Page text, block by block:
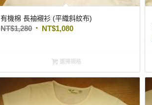
有機棉 長袖襯衫 (平織斜紋布)
NT$1,280 NT$1,080
選擇規格